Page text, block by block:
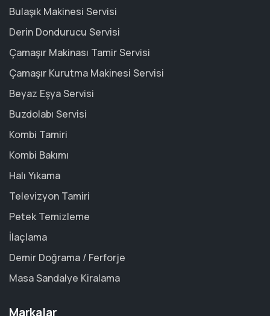
Bulaşık Makinesi Servisi
Derin Dondurucu Servisi
Çamaşır Makinası Tamir Servisi
Çamaşır Kurutma Makinesi Servisi
Beyaz Eşya Servisi
Buzdolabı Servisi
Kombi Tamiri
Kombi Bakımı
Halı Yıkama
Televizyon Tamiri
Petek Temizleme
İlaçlama
Demir Doğrama / Ferforje
Masa Sandalye Kiralama
Markalar